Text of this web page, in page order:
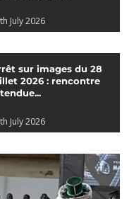
July 2026
sur images du 28
2026 : rencontre
July 2026